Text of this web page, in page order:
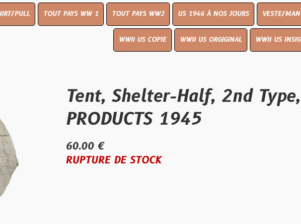
TOUT PAYS WW 1 TOUT PAYS WW2 US 1946 À NOS JOURS VESTE/MANTEAU
WWII US COPIE WWII US ORGIGINAL WWII US INSIGNES
Tent, Shelter-Half, 2nd Type, US
PRODUCTS 1945
RUPTURE DE STOCK